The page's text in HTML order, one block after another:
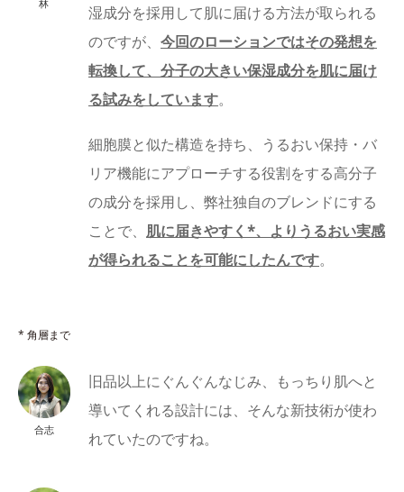
林
湿成分を採用して肌に届ける方法が取られる
のですが、今回のローションではその発想を
転換して、分子の大きい保湿成分を肌に届け
る試みをしています。
細胞膜と似た構造を持ち、うるおい保持・バ
リア機能にアプローチする役割をする高分子
の成分を採用し、弊社独自のブレンドにする
ことで、 肌に届きやすく*、よりうるおい実感
が得られることを可能にしたんです。
* 角層まで
合志
旧品以上にぐんぐんなじみ、もっちり肌へと
導いてくれる設計には、そんな新技術が使わ
れていたのですね。